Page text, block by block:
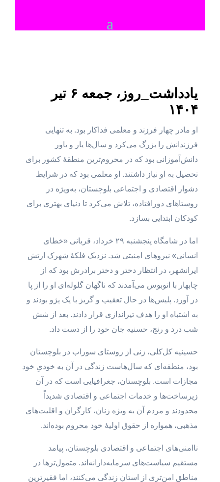
یادداشت_روز، جمعه ۶ تیر
۱۴۰۴
او مادر چهار فرزند و معلمی فداکار بود. به تنهایی
فرزندانش را بزرگ می‌کرد و سال‌ها یار و یاور
دانش‌آموزانی بود که در محروم‌ترین منطقهٔ کشور برای
تحصیل به او نیاز داشتند. او معلمی بود که در شرایط
دشوار اقتصادی و اجتماعی بلوچستان، به‌ویژه در
روستاهای دورافتاده، تلاش می‌کرد تا دنیای بهتری برای
کودکان ابتدایی بسازد.
اما در شامگاه پنجشنبه ۲۹ خرداد، قربانی «خطای
انسانی» نیروهای امنیتی شد. نزدیک فلکهٔ شهرک ارتش
ایرانشهر، در انتظار دختر و دختر برادرش بود که از
چابهار با اتوبوس می‌آمدند که ناگهان گلوله‌ای او را از پا
در آورد. پلیس‌ها در حال تعقیب و گریز با یک پژو بودند و
به اشتباه او را هدف تیراندازی قرار دادند. بعد از شش
شب درد و رنج، حسنیه جان خود را از دست داد.
حسینیه کل‌کلی، زنی از روستای سوراب در بلوچستان
بود، منطقه‌ای که سال‌هاست زندگی در آن به خودیِ خود
مجازات است. بلوچستان، جغرافیایی است که در آن
زیرساخت‌ها و خدمات اجتماعی و اقتصادی شدیداً
محدودند و مردم آن به ویژه زنان، کارگران و اقلیت‌های
مذهبی، همواره از حقوق اولیهٔ خود محروم بوده‌اند.
ناامنی‌های اجتماعی و اقتصادی بلوچستان، پیامد
مستقیم سیاست‌های سرمایه‌دارانه‌اند. متمول‌ترها در
مناطق امن‌تری از استان زندگی می‌کنند، اما فقیرترین